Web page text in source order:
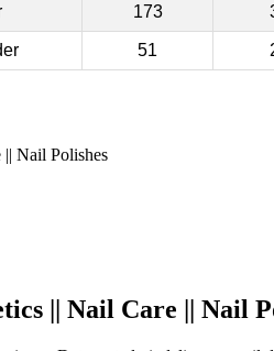
173
51
|| Nail Polishes
|| Nail Care || Nail